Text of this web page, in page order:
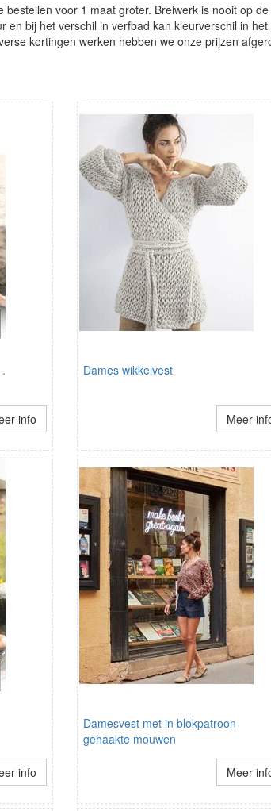
bestellen voor 1 maat groter. Breiwerk is nooit op
en bij het verschil in verfbad kan kleurverschil in
kortingen werken hebben we onze prijzen
info
Dames wikkelvest
Meer
info
Damesvest met in blokpatroon
gehaakte mouwen
Meer